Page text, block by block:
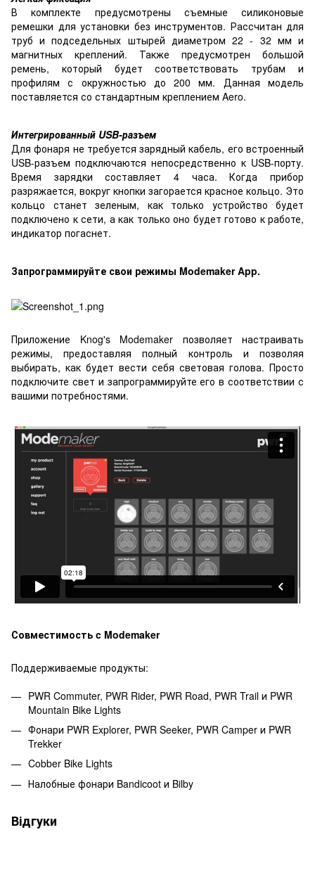
В комплекте предусмотрены съемные силиконовые
ремешки для установки без инструментов. Рассчитан для
труб и подседельных штырей диаметром 22 - 32 мм и
магнитных креплений. Также предусмотрен большой
ремень, который будет соответствовать трубам и
профилям с окружностью до 200 мм. Данная модель
поставляется со стандартным креплением Aero.
Интегрированный USB-разъем
Для фонаря не требуется зарядный кабель, его встроенный
USB-разъем подключаются непосредственно к USB-порту.
Время зарядки составляет 4 часа. Когда прибор
разряжается, вокруг кнопки загорается красное кольцо. Это
кольцо станет зеленым, как только устройство будет
подключено к сети, а как только оно будет готово к работе,
индикатор погаснет.
Запрограммируйте свои режимы Modemaker App.
Приложение Knog's Modemaker позволяет настраивать
режимы, предоставляя полный контроль и позволяя
выбирать, как будет вести себя световая голова. Просто
подключите свет и запрограммируйте его в соответствии с
вашими потребностями.
Совместимость c Modemaker
Поддерживаемые продукты:
PWR Commuter, PWR Rider, PWR Road, PWR Trail и PWR
Mountain Bike Lights
Фонари PWR Explorer, PWR Seeker, PWR Camper и PWR
Trekker
Cobber Bike Lights
Налобные фонари Bandicoot и Bilby
Відгуки